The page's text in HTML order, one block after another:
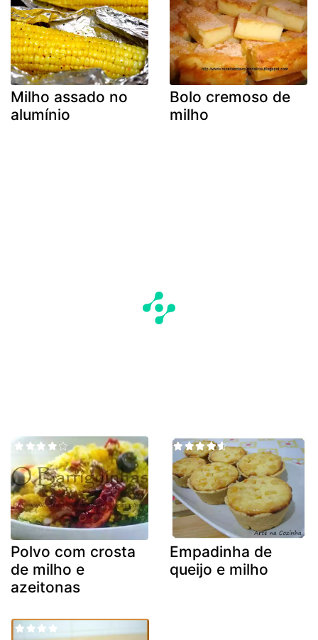
Milho assado no
alumínio
Bolo cremoso de
milho
Polvo com crosta
de milho e
azeitonas
Empadinha de
queijo e milho